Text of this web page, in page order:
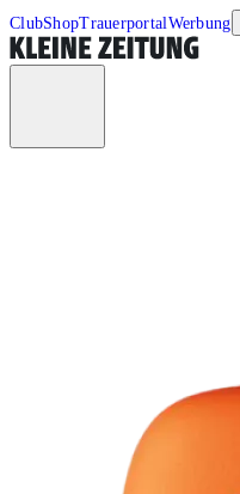
ClubShopTrauerportalWerbung